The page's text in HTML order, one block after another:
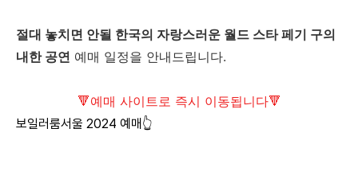
절대 놓치면 안될 한국의 자랑스러운 월드 스타 페기 구의
내한 공연 예매 일정을 안내드립니다.
🔻예매 사이트로 즉시 이동됩니다🔻
보일러룸서울 2024 예매👆